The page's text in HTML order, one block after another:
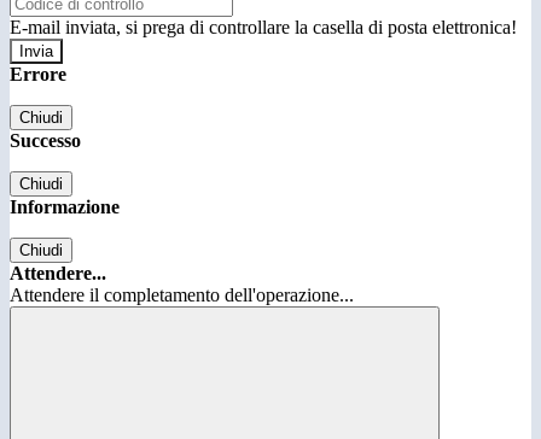
E-mail inviata, si prega di controllare la casella di posta elettronica!
Errore
Chiudi
Successo
Chiudi
Informazione
Chiudi
Attendere...
Attendere il completamento dell'operazione...